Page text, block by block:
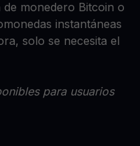
monedero Bitcoin o
instantáneas
solo se necesita el
para usuarios